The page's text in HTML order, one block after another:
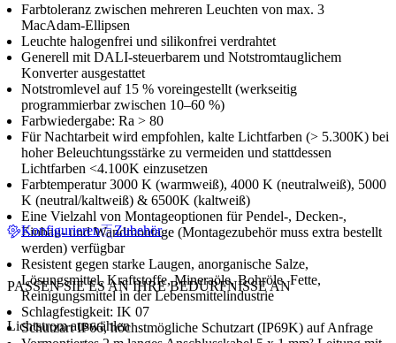
Farbtoleranz zwischen mehreren Leuchten von max. 3
MacAdam-Ellipsen
Leuchte halogenfrei und silikonfrei verdrahtet
Generell mit DALI-steuerbarem und Notstromtauglichem
Konverter ausgestattet
Notstromlevel auf 15 % voreingestellt (werkseitig
programmierbar zwischen 10–60 %)
Farbwiedergabe: Ra > 80
Für Nachtarbeit wird empfohlen, kalte Lichtfarben (> 5.300K) bei
hoher Beleuchtungsstärke zu vermeiden und stattdessen
Lichtfarben <4.100K einzusetzen
Farbtemperatur 3000 K (warmweiß), 4000 K (neutralweiß), 5000
K (neutral/kaltweiß) & 6500K (kaltweiß)
Eine Vielzahl von Montageoptionen für Pendel-, Decken-,
Einbau- und Wandmontage (Montagezubehör muss extra bestellt
werden) verfügbar
Resistent gegen starke Laugen, anorganische Salze,
Lösungsmittel, Kraftstoffe, Mineraöle, Bohröle, Fette,
Reinigungsmittel in der Lebensmittelindustrie
Schlagfestigkeit: IK 07
Schutzart IP66, höchstmögliche Schutzart (IP69K) auf Anfrage
Konfigurieren Zubehör
PASSEN SIE ES AN IHRE BEDÜRFNISSE AN
Lichtstrom auswählen